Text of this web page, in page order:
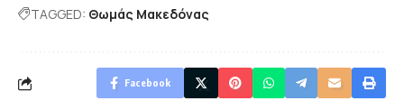
TAGGED: Θωμάς Μακεδόνας
Facebook